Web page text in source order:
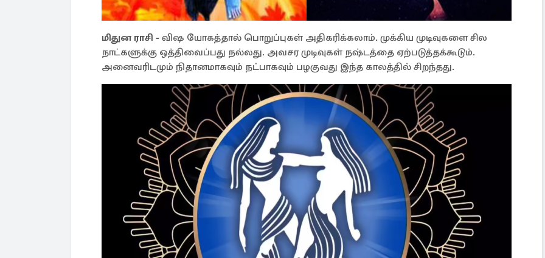
மிதுன ராசி - விஷ யோகத்தால் பொறுப்புகள் அதிகரிக்கலாம். முக்கிய முடிவுகளை சில
நாட்களுக்கு ஒத்திவைப்பது நல்லது. அவசர முடிவுகள் நஷ்டத்தை ஏற்படுத்தக்கூடும்.
அனைவரிடமும் நிதானமாகவும் நட்பாகவும் பழகுவது இந்த காலத்தில் சிறந்தது.